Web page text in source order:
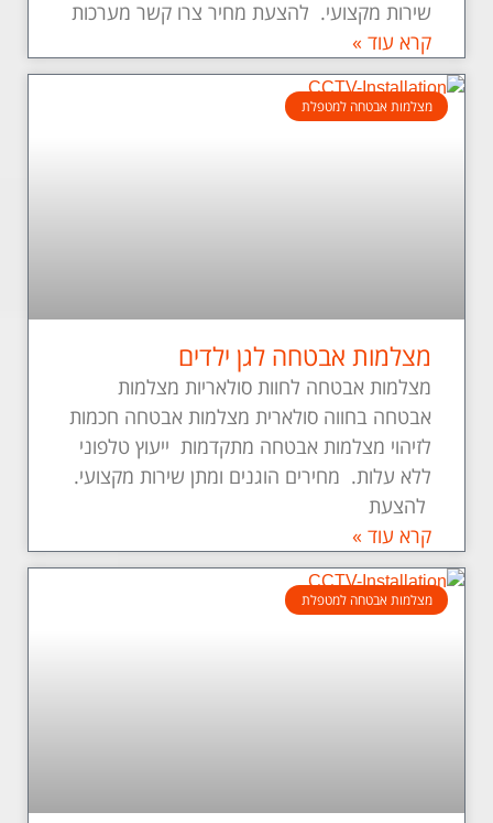
שירות מקצועי. להצעת מחיר צרו קשר מערכות
קרא עוד »
מצלמות אבטחה למטפלת
מצלמות אבטחה לגן ילדים
מצלמות אבטחה לחוות סולאריות מצלמות
אבטחה בחווה סולארית מצלמות אבטחה חכמות
לזיהוי מצלמות אבטחה מתקדמות ייעוץ טלפוני
ללא עלות. מחירים הוגנים ומתן שירות מקצועי.
להצעת
קרא עוד »
מצלמות אבטחה למטפלת